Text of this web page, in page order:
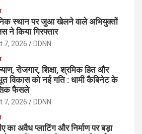
स्थान पर जुआ खेलने वाले अभियुक्तों
ने किया गिरफ्तार
7, 2026 DDNN
रोजगार, शिक्षा, श्रमिक हित और
विकास को नई गति : धामी कैबिनेट के
फैसले
7, 2026 DDNN
का अवैध प्लाटिंग और निर्माण पर बड़ा